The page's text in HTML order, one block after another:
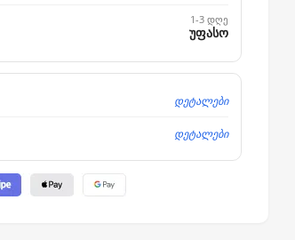
1-3 დღე
უფასო
დეტალები
დეტალები